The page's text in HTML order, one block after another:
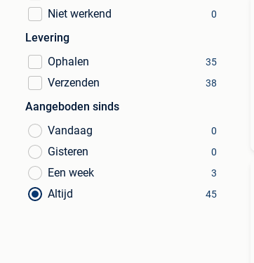
Niet werkend 0
Levering
Ophalen
35
Verzenden 38
Aangeboden sinds
Vandaag
0
Gisteren 0
Een week 3
Altijd 45